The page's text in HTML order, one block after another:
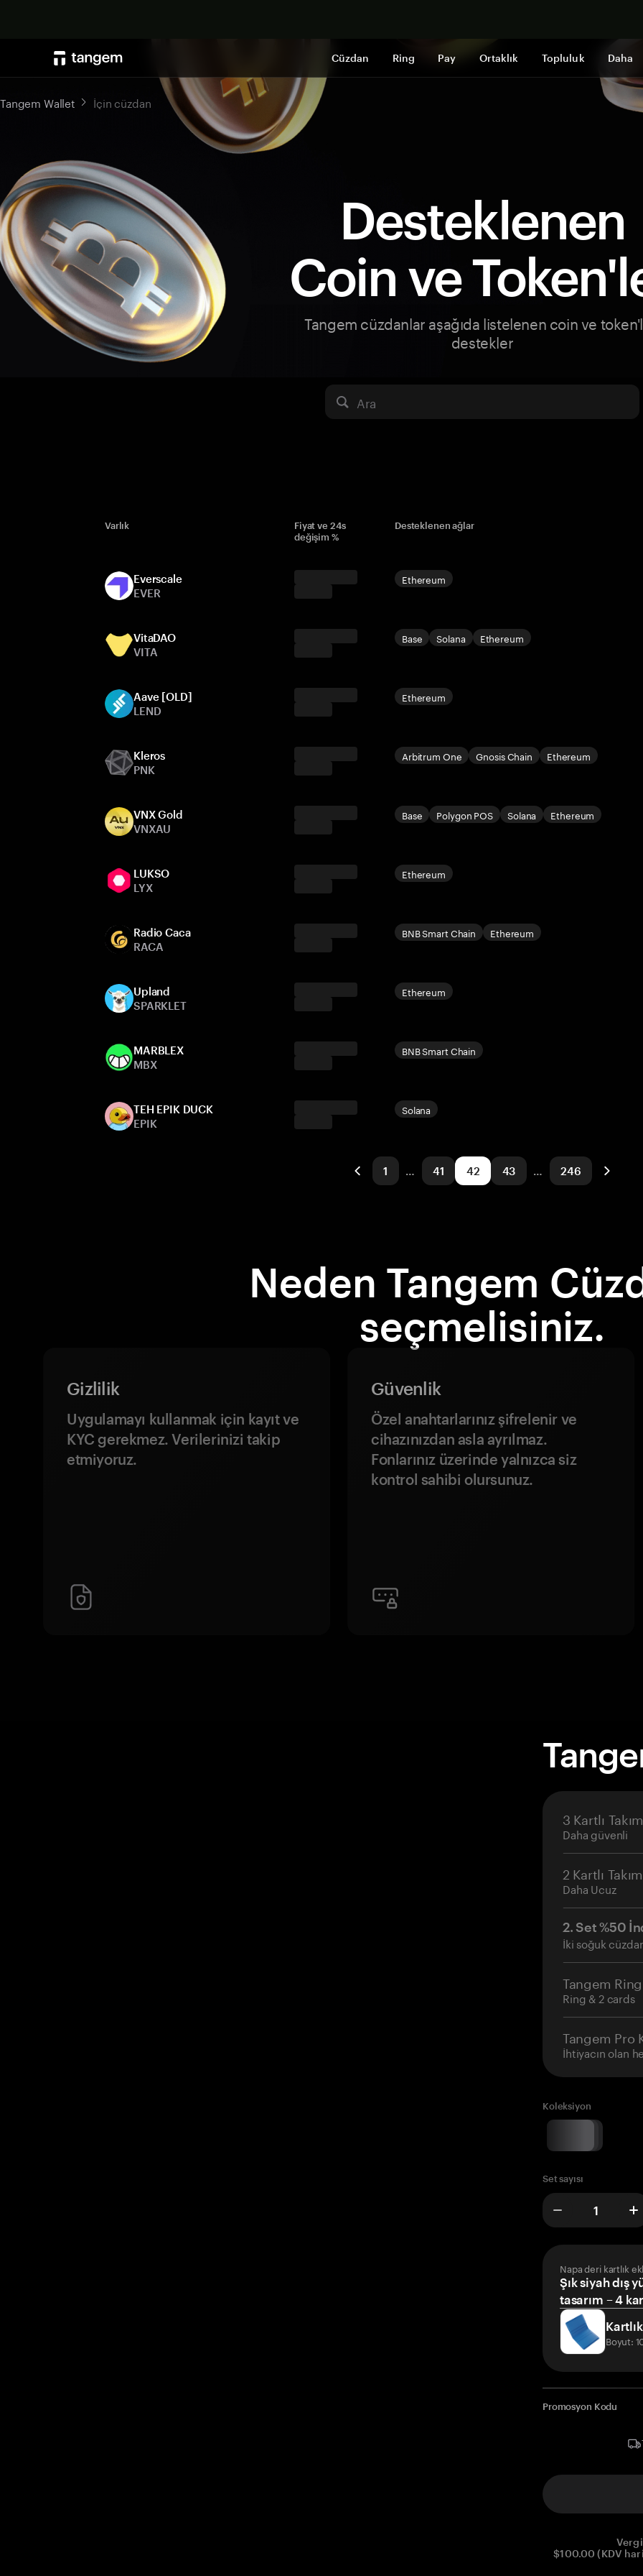
Cüzdan Ring Pay Ortaklık Topluluk Daha
Tangem Wallet İçin cüzdan
Desteklenen
Coin ve
Tangem cüzdanlar aşağıda listelenen coin ve
destekler
Ara
Varlık
Fiyat ve 24s
değişim %
Desteklenen ağlar
Everscale
EVER
Ethereum
VitaDAO
VITA
Ethereum
Solana
Base
Aave [OLD]
LEND
Ethereum
Kleros
PNK
Ethereum
Gnosis Chain
Arbitrum One
VNX Gold
VNXAU
Ethereum
Solana
Polygon POS
Base
LUKSO
LYX
Ethereum
Radio Caca
RACA
Ethereum
BNB Smart Chain
Upland
SPARKLET
Ethereum
MARBLEX
MBX
BNB Smart Chain
TEH EPIK DUCK
EPIK
Solana
1 … 41 42 43 … 246
Neden Tangem
seçmelisiniz.
Gizlilik
Uygulamayı kullanmak için kayıt ve
KYC gerekmez. Verilerinizi takip
etmiyoruz.
Güvenlik
Özel anahtarlarınız şifrelenir ve
cihazınızdan asla ayrılmaz.
Fonlarınız üzerinde yalnızca siz
kontrol sahibi olursunuz.
3 Kartlı
Daha güvenli
2 Kartlı Takım
Daha Ucuz
2. Set %50
İki soğuk
Tangem Ring
Ring & 2 cards
Tangem Pro
İhtiyacın olan
Koleksiyon
Set sayısı
Napa deri kartlık
Şık siyah dış
tasarım – 4
Kartlık
Boyut:
Promosyon Kodu
$100.00 (KDV